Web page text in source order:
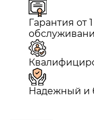
Гарантия от
Надежный и